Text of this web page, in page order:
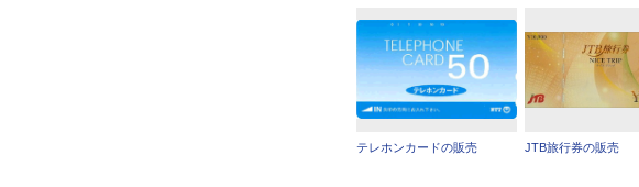
テレホンカードの販売 JTB旅行券の販売